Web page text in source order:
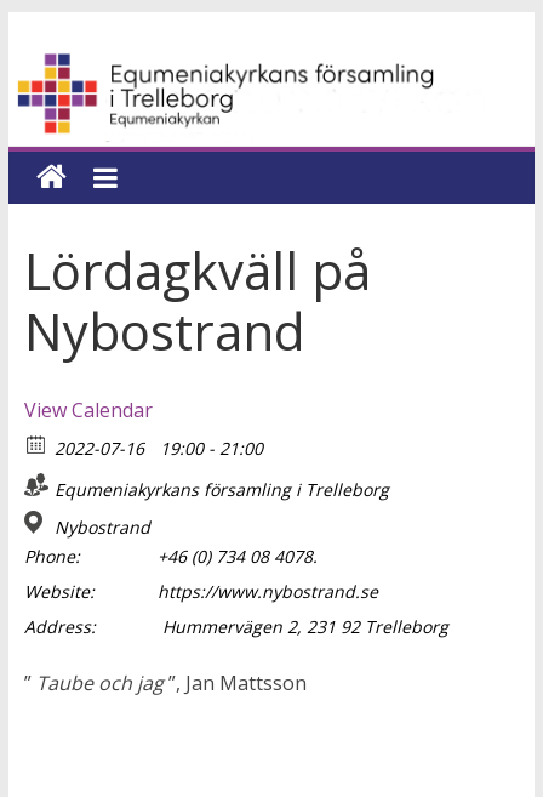
innehåll
Equmeniakyrkans
församling
i
Trelleborg
kyrka
livet
Lördagkväll på
Nybostrand
View Calendar
2022-07-16
19:00 - 21:00
Equmeniakyrkans församling i Trelleborg
Nybostrand
Phone:
+46 (0) 734 08 4078.
Website:
https://www.nybostrand.se
Address:
Hummervägen 2, 231 92 Trelleborg
” Taube och jag”, Jan Mattsson